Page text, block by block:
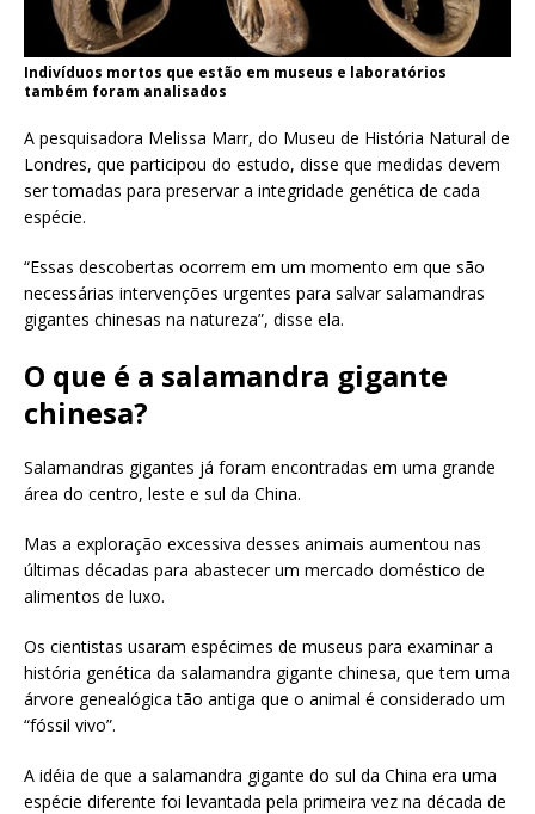
Indivíduos mortos que estão em museus e laboratórios
também foram analisados
A pesquisadora Melissa Marr, do Museu de História Natural de
Londres, que participou do estudo, disse que medidas devem
ser tomadas para preservar a integridade genética de cada
espécie.
“Essas descobertas ocorrem em um momento em que são
necessárias intervenções urgentes para salvar salamandras
gigantes chinesas na natureza”, disse ela.
O que é a salamandra gigante
chinesa?
Salamandras gigantes já foram encontradas em uma grande
área do centro, leste e sul da China.
Mas a exploração excessiva desses animais aumentou nas
últimas décadas para abastecer um mercado doméstico de
alimentos de luxo.
Os cientistas usaram espécimes de museus para examinar a
história genética da salamandra gigante chinesa, que tem uma
árvore genealógica tão antiga que o animal é considerado um
“fóssil vivo”.
A idéia de que a salamandra gigante do sul da China era uma
espécie diferente foi levantada pela primeira vez na década de